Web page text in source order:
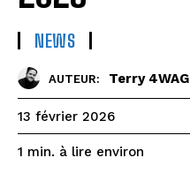
NEWS
AUTEUR: Terry 4WAG
13 février 2026
1 min. à lire environ